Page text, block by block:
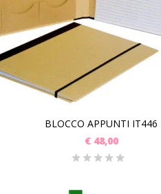
BLOCCO APPUNTI IT446
€48,00